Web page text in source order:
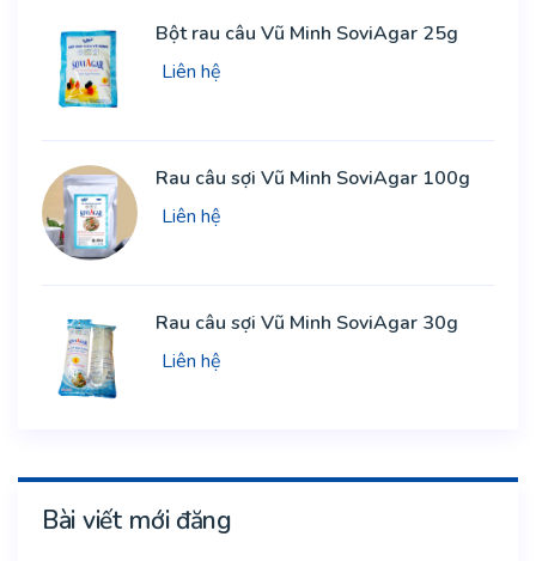
Bột rau câu Vũ Minh SoviAgar 25g
Liên hệ
Rau câu sợi Vũ Minh SoviAgar 100g
Liên hệ
Rau câu sợi Vũ Minh SoviAgar 30g
Liên hệ
Bài viết mới đăng